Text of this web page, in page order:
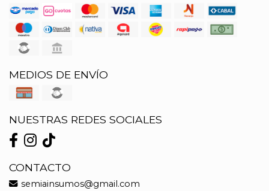
MEDIOS DE ENVÍO
NUESTRAS REDES SOCIALES
CONTACTO
semiainsumos@gmail.com